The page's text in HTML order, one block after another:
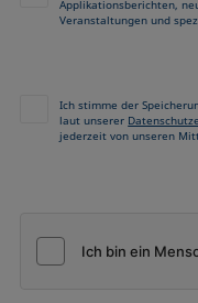
Applikationsberichten,
Veranstaltungen und
Ich stimme der
laut unserer
jederzeit von unseren